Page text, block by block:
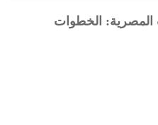
المصرية: الخطوات